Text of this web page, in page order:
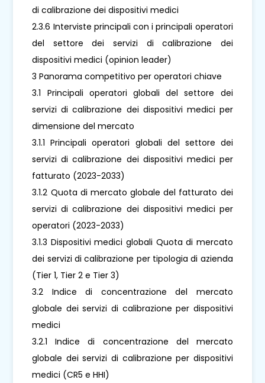
di calibrazione dei dispositivi medici
2.3.6 Interviste principali con i principali operatori
del settore dei servizi di calibrazione dei
dispositivi medici (opinion leader)
3 Panorama competitivo per operatori chiave
3.1 Principali operatori globali del settore dei
servizi di calibrazione dei dispositivi medici per
dimensione del mercato
3.1.1 Principali operatori globali del settore dei
servizi di calibrazione dei dispositivi medici per
fatturato (2023-2033)
3.1.2 Quota di mercato globale del fatturato dei
servizi di calibrazione dei dispositivi medici per
operatori (2023-2033)
3.1.3 Dispositivi medici globali Quota di mercato
dei servizi di calibrazione per tipologia di azienda
(Tier 1, Tier 2 e Tier 3)
3.2 Indice di concentrazione del mercato
globale dei servizi di calibrazione per dispositivi
medici
3.2.1 Indice di concentrazione del mercato
globale dei servizi di calibrazione per dispositivi
medici (CR5 e HHI)